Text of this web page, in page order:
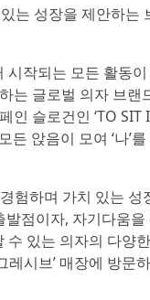
는 성장을 제안하는
시작되는 모든 활동
는 글로벌 의자 브랜
슬로건인 ‘TO SIT
앉음이 모여 ‘나’를
험하며 가치 있는
점이자, 자기다움
수 있는 의자의 다양
시브’ 매장에 방문